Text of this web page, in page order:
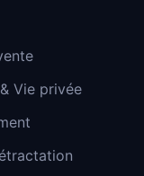
Vie privée